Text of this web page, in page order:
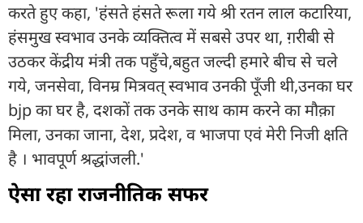
करते हुए कहा, 'हंसते हंसते रूला गये श्री रतन लाल कटारिया,
हंसमुख स्वभाव उनके व्यक्तित्व में सबसे उपर था, ग़रीबी से
उठकर केंद्रीय मंत्री तक पहुँचे,बहुत जल्दी हमारे बीच से चले
गये, जनसेवा, विनम्र मित्रवत् स्वभाव उनकी पूँजी थी,उनका घर
bjp का घर है, दशकों तक उनके साथ काम करने का मौक़ा
मिला, उनका जाना, देश, प्रदेश, व भाजपा एवं मेरी निजी क्षति
है । भावपूर्ण श्रद्धांजली.'
ऐसा रहा राजनीतिक सफर